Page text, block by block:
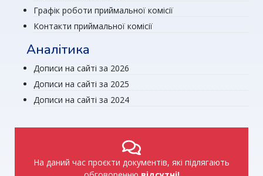
Графік роботи приймальної комісії
Контакти приймальної комісії
Аналітика
Дописи на сайті за 2026
Дописи на сайті за 2025
Дописи на сайті за 2024
На даний час проєкти документів, які підлягають